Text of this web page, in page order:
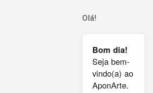
Olá!
Bom dia!
Seja bem-
vindo(a) ao
AponArte.